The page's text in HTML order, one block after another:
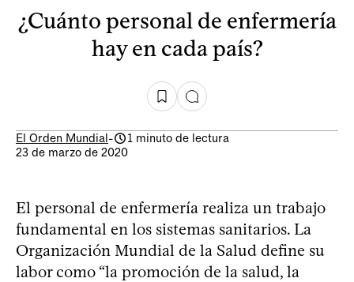
¿Cuánto personal de enfermería
hay en cada país?
El Orden Mundial-
1 minuto de lectura
23 de marzo de 2020
El personal de enfermería realiza un trabajo
fundamental en los sistemas sanitarios. La
Organización Mundial de la Salud define su
labor como “la promoción de la salud, la